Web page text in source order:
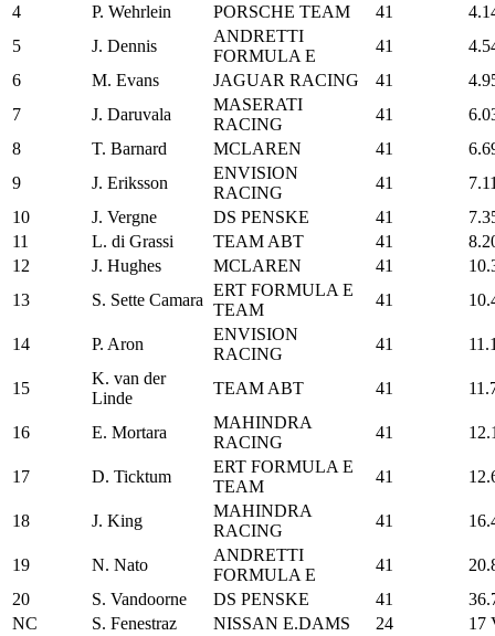
4
P. Wehrlein PORSCHE TEAM 41
5
J. Dennis
ANDRETTI
FORMULA E
41
6
M. Evans JAGUAR RACING 41
7
J. Daruvala
MASERATI
RACING
41
8
T. Barnard MCLAREN 41
9
J. Eriksson
ENVISION
RACING
41
10
J. Vergne DS PENSKE 41
11
L. di Grassi TEAM ABT 41
12
J. Hughes MCLAREN 41
13
S. Sette Camara
ERT FORMULA E
TEAM
41
14 P. Aron
ENVISION
RACING
41
15
K. van der
Linde
TEAM ABT 41
16 E. Mortara
MAHINDRA
RACING
41
17 D. Ticktum
ERT FORMULA E
TEAM
41
18 J. King
MAHINDRA
RACING
41
19 N. Nato
ANDRETTI
FORMULA E
41
20
S. Vandoorne DS PENSKE 41
NC
S. Fenestraz NISSAN E.DAMS 24
17